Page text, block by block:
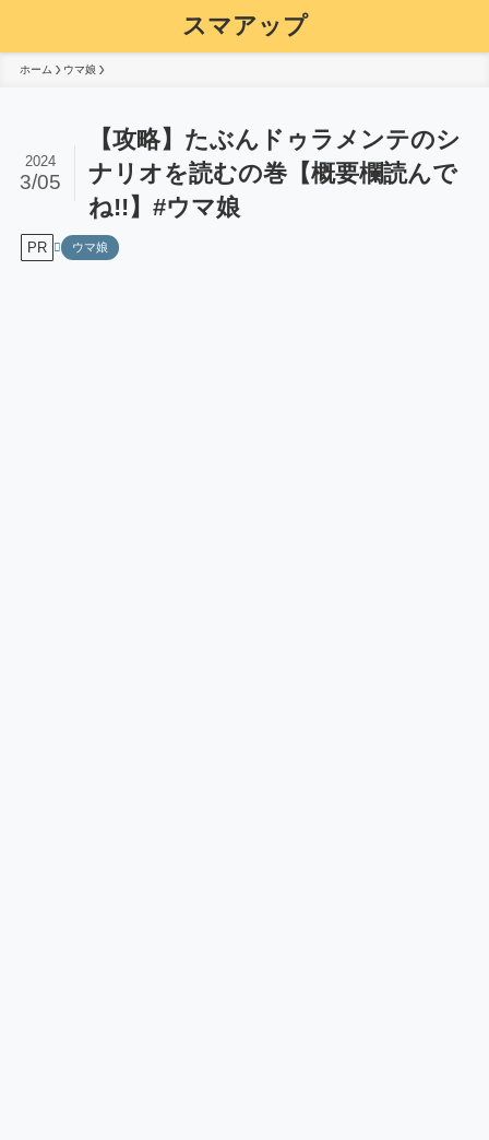
スマアップ
ホーム ウマ娘
【攻略】たぶんドゥラメンテのシ
ナリオを読むの巻【概要欄読んで
ね!!】#ウマ娘
2024
3/05
PR ウマ娘